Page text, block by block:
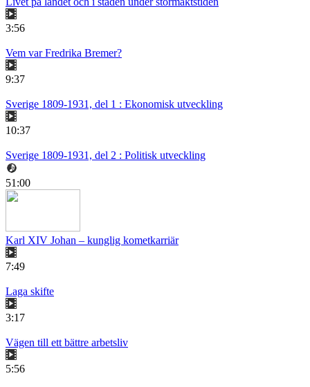
3:56
Vem var Fredrika Bremer?
9:37
Sverige 1809-1931, del 1 : Ekonomisk utveckling
10:37
Sverige 1809-1931, del 2 : Politisk utveckling
51:00
Karl XIV Johan – kunglig kometkarriär
7:49
Laga skifte
3:17
Vägen till ett bättre arbetsliv
5:56